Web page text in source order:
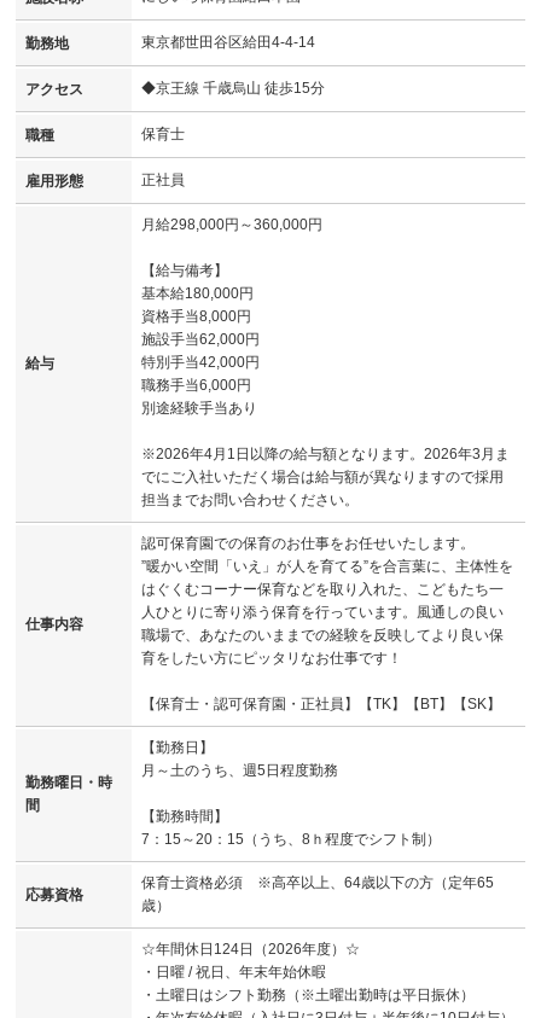
勤務地 東京都世田谷区給田4-4-14
アクセス ◆京王線 千歳烏山 徒歩15分
職種 保育士
雇用形態 正社員
給与
月給298,000円～360,000円
【給与備考】
基本給180,000円
資格手当8,000円
施設手当62,000円
特別手当42,000円
職務手当6,000円
別途経験手当あり
※2026年4月1日以降の給与額となります。2026年3月ま
でにご入社いただく場合は給与額が異なりますので採用
担当までお問い合わせください。
仕事内容
認可保育園での保育のお仕事をお任せいたします。
”暖かい空間「いえ」が人を育てる”を合言葉に、主体性を
はぐくむコーナー保育などを取り入れた、こどもたち一
人ひとりに寄り添う保育を行っています。風通しの良い
職場で、あなたのいままでの経験を反映してより良い保
育をしたい方にピッタリなお仕事です！
【保育士・認可保育園・正社員】【TK】【BT】【SK】
勤務曜日・時
間
【勤務日】
月～土のうち、週5日程度勤務
【勤務時間】
7：15～20：15（うち、8ｈ程度でシフト制）
応募資格
保育士資格必須 ※高卒以上、64歳以下の方（定年65
歳）
☆年間休日124日（2026年度）☆
・日曜 / 祝日、年末年始休暇
・土曜日はシフト勤務（※土曜出勤時は平日振休）